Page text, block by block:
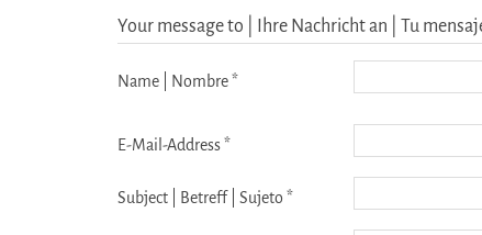
Your message to | Ihre Nachricht an | Tu
Name | Nombre *
E-Mail-Address *
Subject | Betreff | Sujeto *